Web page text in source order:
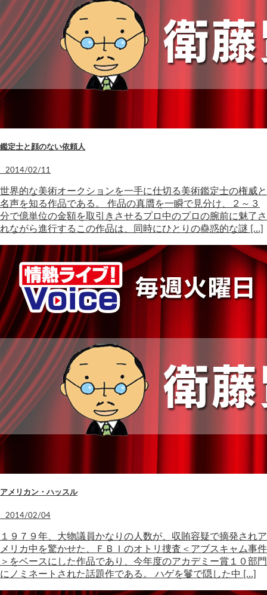
鑑定士と顔のない依頼人
2014/02/11
世界的な美術オークションを一手に仕切る美術鑑定士の権威と
名声を知る作品である。 作品の真贋を一瞬で見分け、２～３
分で億単位の金額を取引きさせるプロ中のプロの腕前に魅了さ
れながら進行するこの作品は、同時にひとりの蠱惑的な謎 […]
アメリカン・ハッスル
2014/02/04
１９７９年、大物議員かなりの人数が、収賄容疑で摘発されア
メリカ中を驚かせた、ＦＢＩのオトリ捜査＜アブスキャム事件
＞をベースにした作品であり、今年度のアカデミー賞１０部門
にノミネートされた話題作である。 ハゲを鬘で隠した中 […]